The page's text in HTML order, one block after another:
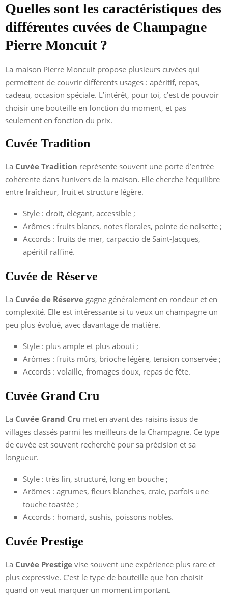
Quelles sont les caractéristiques des
différentes cuvées de Champagne
Pierre Moncuit ?
La maison Pierre Moncuit propose plusieurs cuvées qui
permettent de couvrir différents usages : apéritif, repas,
cadeau, occasion spéciale. L’intérêt, pour toi, c’est de pouvoir
choisir une bouteille en fonction du moment, et pas
seulement en fonction du prix.
Cuvée Tradition
La Cuvée Tradition représente souvent une porte d’entrée
cohérente dans l’univers de la maison. Elle cherche l’équilibre
entre fraîcheur, fruit et structure légère.
Style : droit, élégant, accessible ;
Arômes : fruits blancs, notes florales, pointe de noisette ;
Accords : fruits de mer, carpaccio de Saint-Jacques,
apéritif raffiné.
Cuvée de Réserve
La Cuvée de Réserve gagne généralement en rondeur et en
complexité. Elle est intéressante si tu veux un champagne un
peu plus évolué, avec davantage de matière.
Style : plus ample et plus abouti ;
Arômes : fruits mûrs, brioche légère, tension conservée ;
Accords : volaille, fromages doux, repas de fête.
Cuvée Grand Cru
La Cuvée Grand Cru met en avant des raisins issus de
villages classés parmi les meilleurs de la Champagne. Ce type
de cuvée est souvent recherché pour sa précision et sa
longueur.
Style : très fin, structuré, long en bouche ;
Arômes : agrumes, fleurs blanches, craie, parfois une
touche toastée ;
Accords : homard, sushis, poissons nobles.
Cuvée Prestige
La Cuvée Prestige vise souvent une expérience plus rare et
plus expressive. C’est le type de bouteille que l’on choisit
quand on veut marquer un moment important.